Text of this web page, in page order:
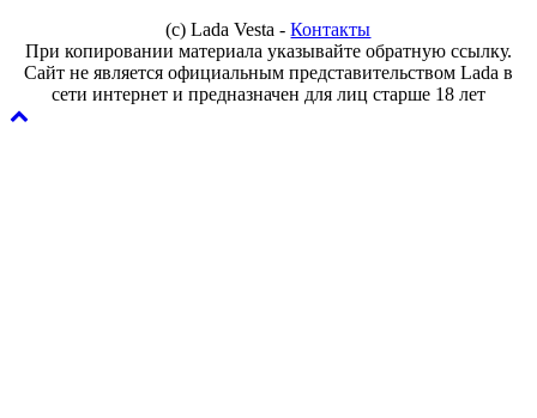
(с) Lada Vesta -Контакты
При копировании материала указывайте обратную ссылку.
Сайт не является официальным представительством Lada в
сети интернет и предназначен для лиц старше 18 лет